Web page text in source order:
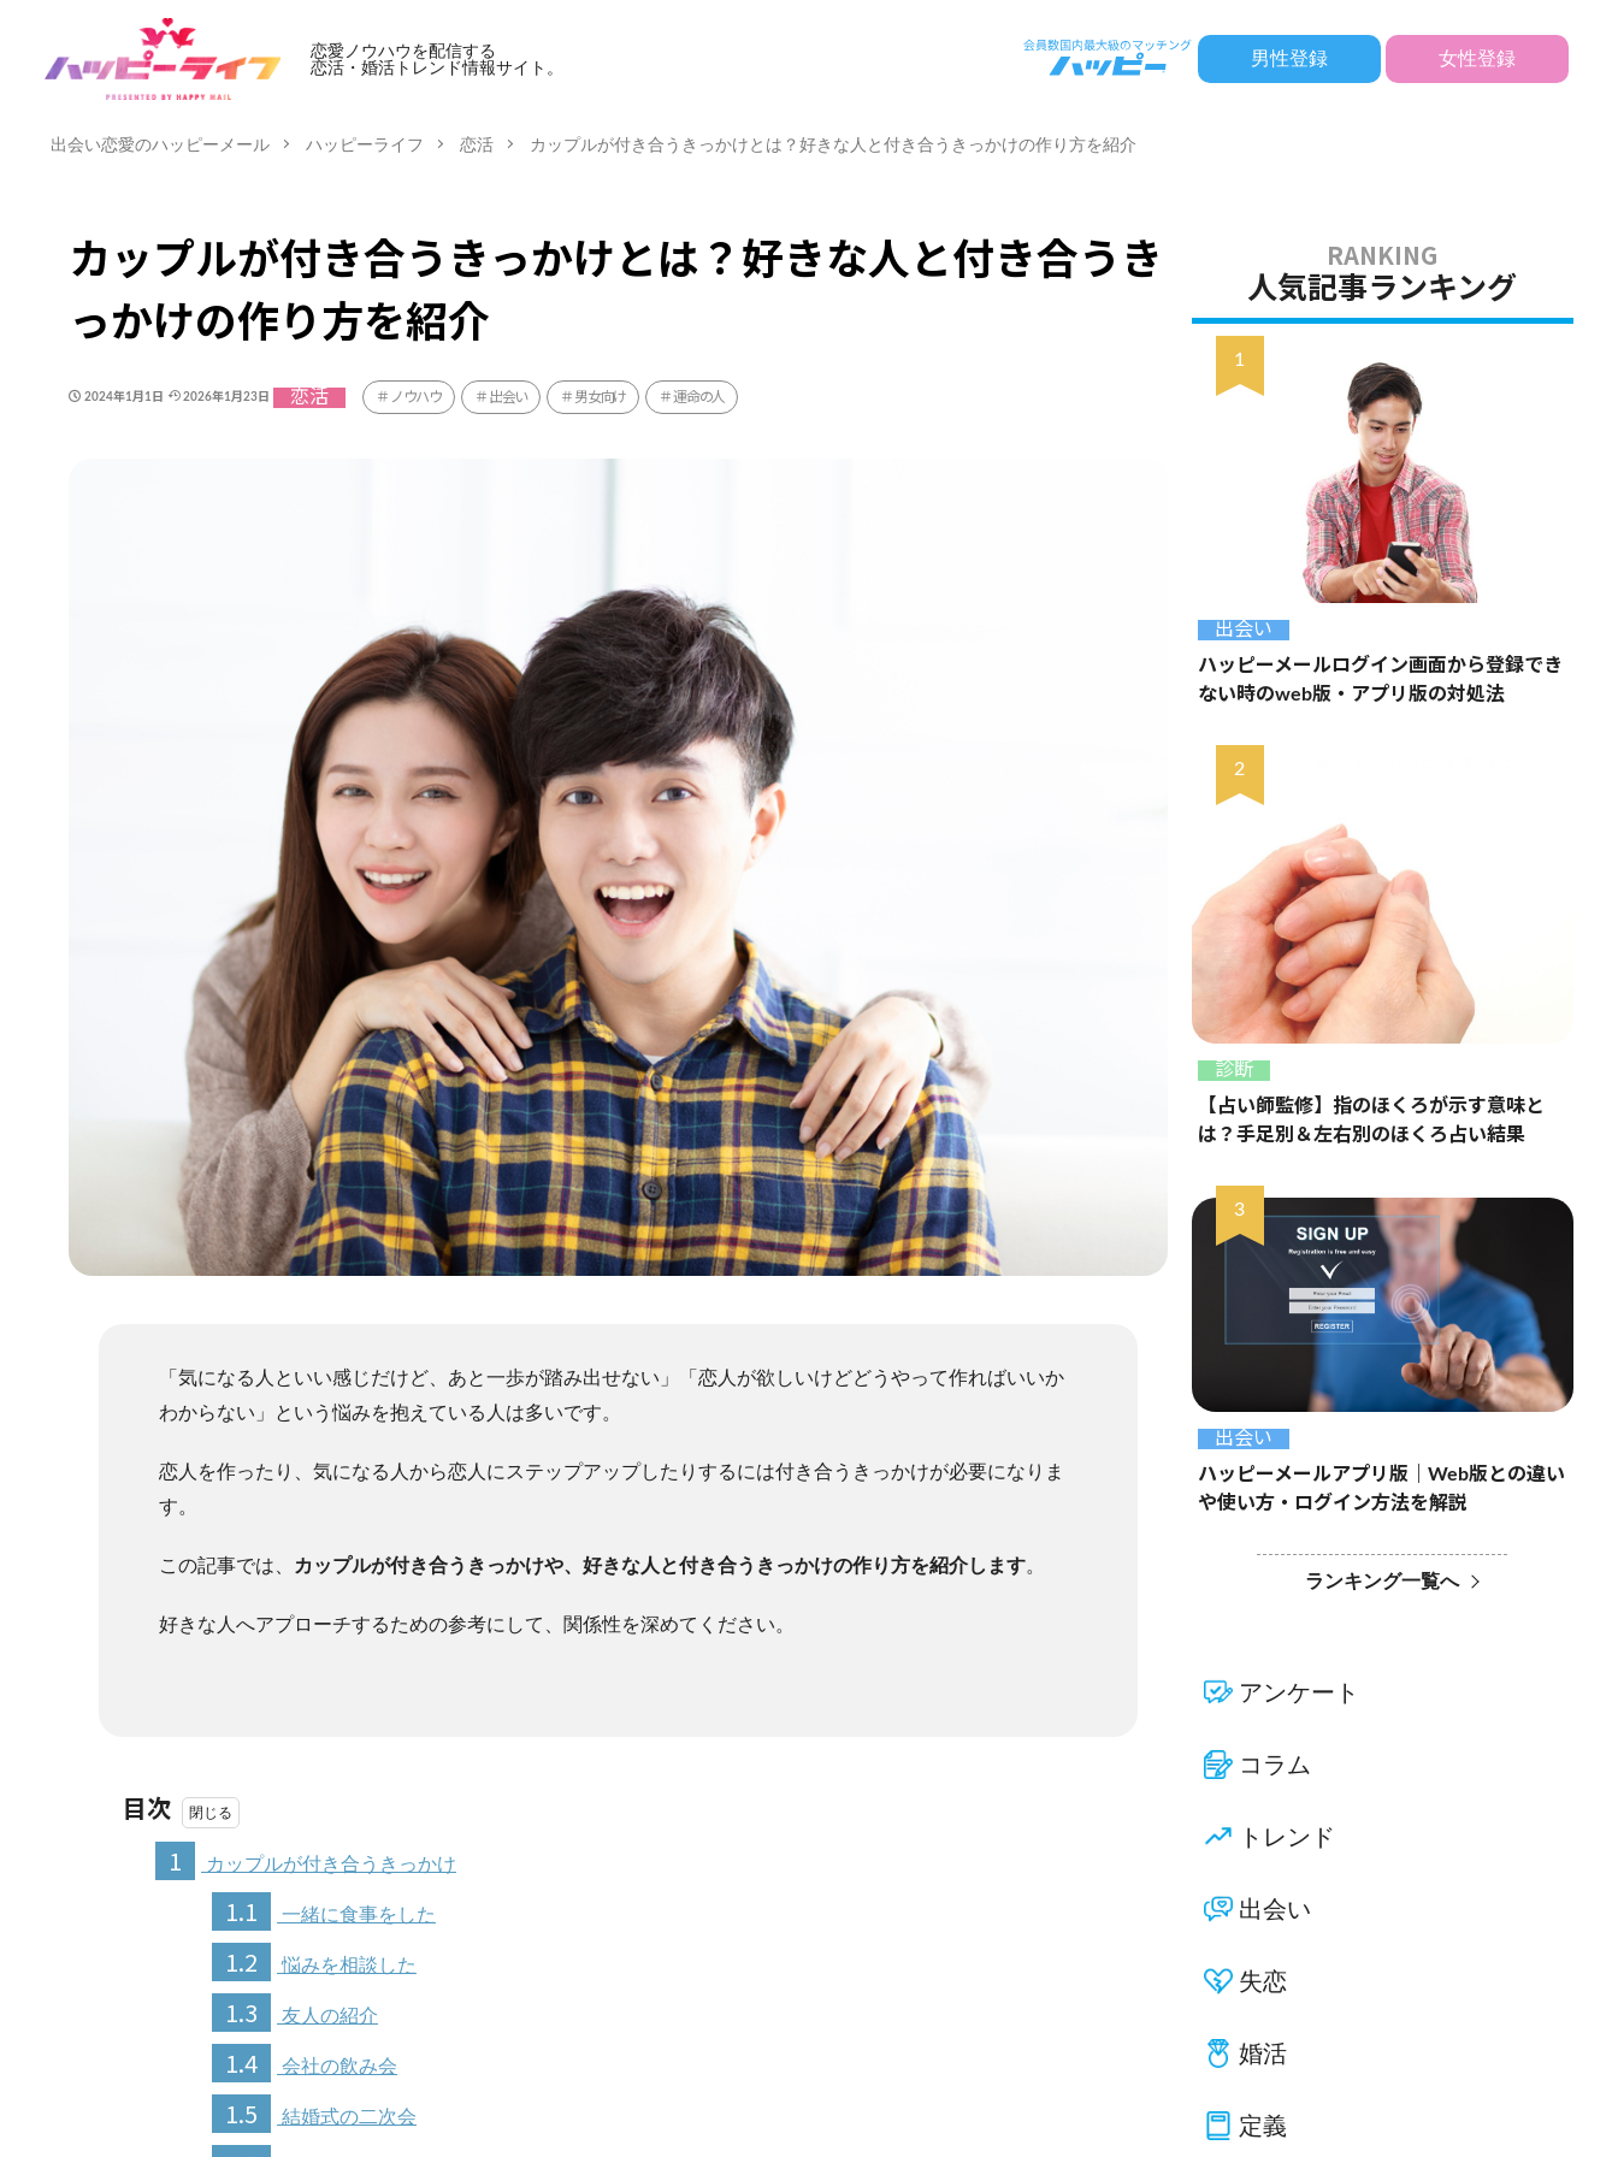
恋愛ノウハウを配信する
恋活・婚活トレンド情報サイト。
男性登録 女性登録
出会い恋愛のハッピーメール ハッピーライフ 恋活 カップルが付き合うきっかけとは？好きな人と付き合うきっかけの作り方を紹介
カップルが付き合うきっかけとは？好きな人と付き合うき
っかけの作り方を紹介
2024年1月1日 2026年1月23日 恋活 ノウハウ 出会い 男女向け 運命の人
「気になる人といい感じだけど、あと一歩が踏み出せない」「恋人が欲しいけどどうやって作ればいいか
わからない」という悩みを抱えている人は多いです。
恋人を作ったり、気になる人から恋人にステップアップしたりするには付き合うきっかけが必要になりま
す。
この記事では、 カップルが付き合うきっかけや、好きな人と付き合うきっかけの作り方を紹介します。
好きな人へアプローチするための参考にして、関係性を深めてください。
目次
1
カップルが付き合うきっかけ
1.1 一緒に食事をした
1.2 悩みを相談した
1.3 友人の紹介
1.4 会社の飲み会
1.5 結婚式の二次会
人気記事ランキング
出会い
ハッピーメールログイン画面から登録でき
ない時のweb版・アプリ版の対処法
診断
【占い師監修】指のほくろが示す意味と
は？手足別＆左右別のほくろ占い結果
出会い
ハッピーメールアプリ版｜Web版との違い
や使い方・ログイン方法を解説
ランキング一覧へ
アンケート
コラム
トレンド
出会い
失恋
婚活
定義